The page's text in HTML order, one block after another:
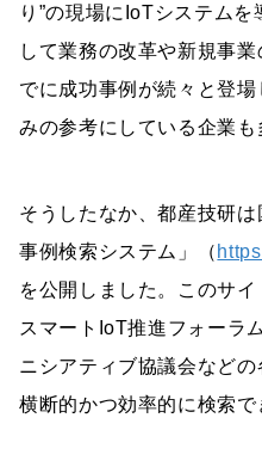
り”の現場にIoTシステム
して業務の改革や新規事
でに成功事例が続々と登
みの参考にしている企業も
そうしたなか、都産技研
事例検索システム」（
を公開しました。このサイ
スマートIoT推進フォーラ
ニシアティブ協議会など
横断的かつ効率的に検索で